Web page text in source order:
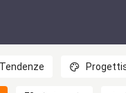
Tendenze